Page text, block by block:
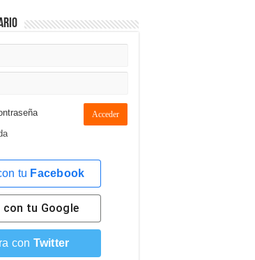
Acceder
tu Facebook
con tu Google
con Twitter